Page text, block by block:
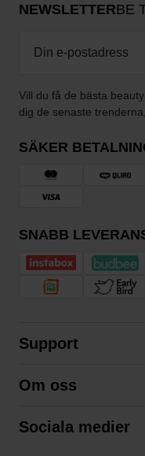
NEWSLETTERBE
Vill du få de bästa
dig de senaste
SÄKER
SNABB
Support
Köpvillkor
Om oss
Sociala medier